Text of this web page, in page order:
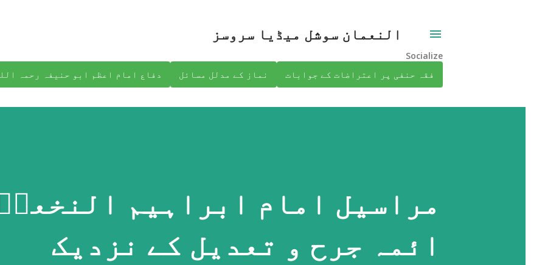
النعمان سوشل میڈیا سروسز
Socialize
فقہ حنفی پر اعتراضات کے جوابات
نماز کے مدلل مسائل دفاع امام اعظم ابو حنیفہ رحمہ
مراسیل امام ابراہیم
ائمہ جرح و تعدیل کے نزدیک